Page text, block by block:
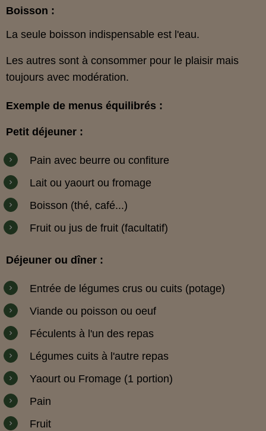
Boisson :
La seule boisson indispensable est l'eau.
Les autres sont à consommer pour le plaisir mais
toujours avec modération.
Exemple de menus équilibrés :
Petit déjeuner :
Pain avec beurre ou confiture
Lait ou yaourt ou fromage
Boisson (thé, café...)
Fruit ou jus de fruit (facultatif)
Déjeuner ou dîner :
Entrée de légumes crus ou cuits (potage)
Viande ou poisson ou oeuf
Féculents à l'un des repas
Légumes cuits à l'autre repas
Yaourt ou Fromage (1 portion)
Pain
Fruit